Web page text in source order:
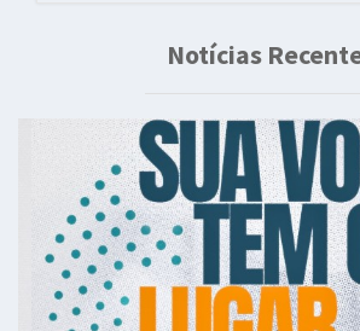
Notícias